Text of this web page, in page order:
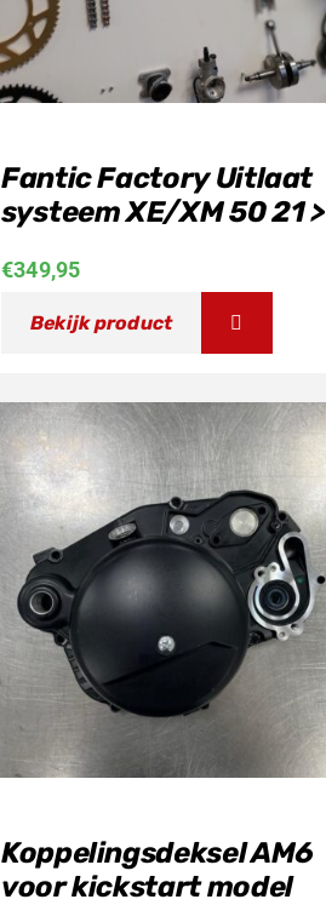
Fantic Factory Uitlaat
systeem XE/XM 50 21 >
€349,95
Bekijk product
Koppelingsdeksel AM6
voor kickstart model